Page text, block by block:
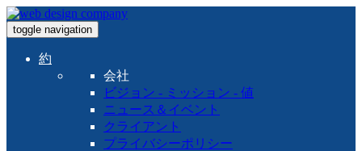
toggle navigation
約
会社
ビジョン - ミッション - 値
ニュース＆イベント
クライアント
プライバシーポリシー